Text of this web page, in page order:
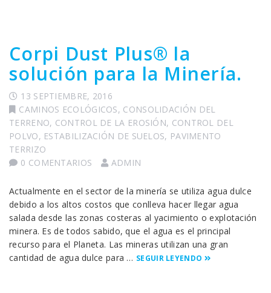
Corpi Dust Plus® la
solución para la Minería.
13 SEPTIEMBRE, 2016
CAMINOS ECOLÓGICOS, CONSOLIDACIÓN DEL
TERRENO, CONTROL DE LA EROSIÓN, CONTROL DEL
POLVO, ESTABILIZACIÓN DE SUELOS, PAVIMENTO
TERRIZO
0 COMENTARIOS
ADMIN
Actualmente en el sector de la minería se utiliza agua dulce
debido a los altos costos que conlleva hacer llegar agua
salada desde las zonas costeras al yacimiento o explotación
minera. Es de todos sabido, que el agua es el principal
recurso para el Planeta. Las mineras utilizan una gran
cantidad de agua dulce para … SEGUIR LEYENDO